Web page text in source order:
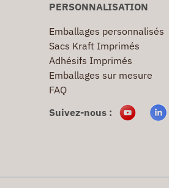
PERSONNALISATION
Emballages personnalisés
Sacs Kraft Imprimés
Adhésifs Imprimés
Emballages sur mesure
FAQ
Suivez-nous :